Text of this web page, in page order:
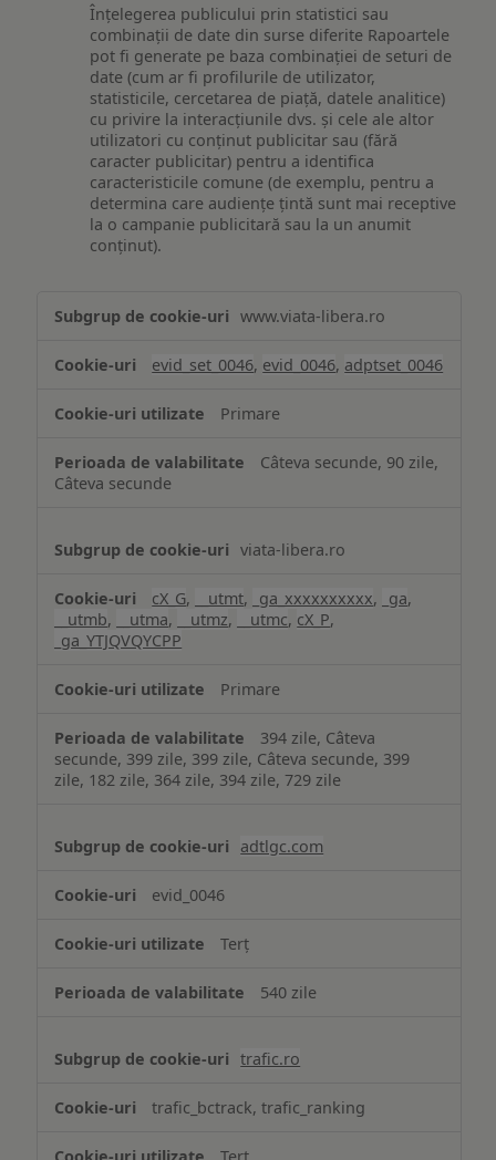
Înțelegerea publicului prin statistici sau
combinații de date din surse diferite Rapoartele
pot fi generate pe baza combinației de seturi de
date (cum ar fi profilurile de utilizator,
statisticile, cercetarea de piață, datele analitice)
cu privire la interacțiunile dvs. și cele ale altor
utilizatori cu conținut publicitar sau (fără
caracter publicitar) pentru a identifica
caracteristicile comune (de exemplu, pentru a
determina care audiențe țintă sunt mai receptive
la o campanie publicitară sau la un anumit
conținut).
www.viata-libera.ro
evid_set_0046, evid_0046, adptset_0046
Primare
Câteva secunde, 90 zile,
Câteva secunde
viata-libera.ro
cX_G, __utmt, _ga_xxxxxxxxxx, _ga,
__utmb, __utma, __utmz, __utmc, cX_P,
_ga_YTJQVQYCPP
Primare
394 zile, Câteva
secunde, 399 zile, 399 zile, Câteva secunde, 399
zile, 182 zile, 364 zile, 394 zile, 729 zile
adtlgc.com
evid_0046
Terț
540 zile
trafic.ro
trafic_bctrack, trafic_ranking